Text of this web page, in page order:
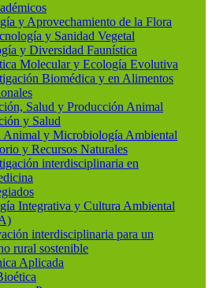
y Aprovechamiento de la Flora
y Sanidad Vegetal
y Diversidad Faunística
Molecular y Ecología Evolutiva
Biomédica y en Alimentos
Salud y Producción Animal
y Salud
Animal y Microbiología Ambiental
y Recursos Naturales
interdisciplinaria en
Integrativa y Cultura Ambiental
interdisciplinaria para un
rural sostenible
Aplicada